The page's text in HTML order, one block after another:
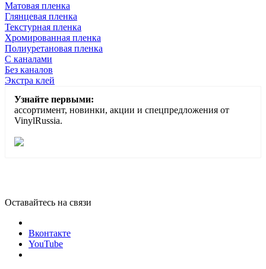
Матовая пленка
Глянцевая пленка
Текстурная пленка
Хромированная пленка
Полиуретановая пленка
С каналами
Без каналов
Экстра клей
Узнайте первыми:
ассортимент, новинки, акции и спецпредложения от
VinylRussia.
Оставайтесь на связи
Вконтакте
YouTube